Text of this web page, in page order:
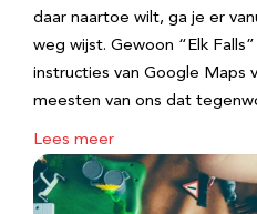
daar naartoe wilt, ga je er
weg wijst. Gewoon “Elk
instructies van Google Maps
meesten van ons dat
Lees meer